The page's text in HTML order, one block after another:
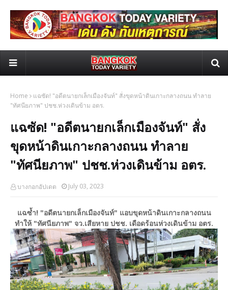
Home
แฉซัด! "อดีตนายกเล็กเมืองจันท์" สั่งขุดหน้าดินเกาะกลางถนน ทำลาย
"ทัศนียภาพ" ปชช.ห่วงเดินข้าม อตร.
แฉซัด! "อดีตนายกเล็กเมืองจันท์" สั่ง
ขุดหน้าดินเกาะกลางถนน ทำลาย
"ทัศนียภาพ" ปชช.ห่วงเดินข้าม อตร.
บางกอกอัปเดต July 03, 2023
แฉซ้ำ! "อดีตนายกเล็กเมืองจันท์" แอบขุดหน้าดินเกาะกลางถนน
ทำให้ "ทัศนียภาพ" จว.เสียหาย ปชช. เดือดร้อนห่วงเดินข้าม อตร.